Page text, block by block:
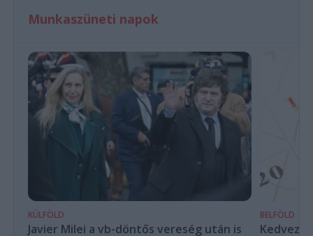
Munkaszüneti napok
KÜLFÖLD
Javier Milei a vb-döntős vereség után is
BELFÖLD
Kedvező